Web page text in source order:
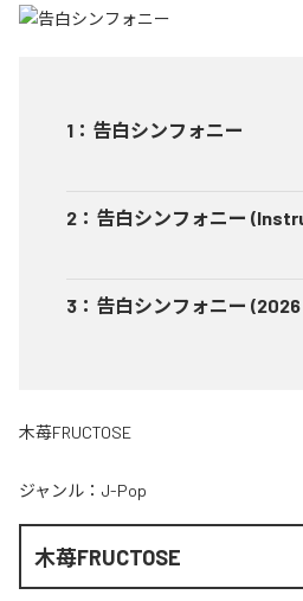
1 ： 告白シンフォニー
2 ： 告白シンフォニー
3 ： 告白シンフォニー
木苺FRUCTOSE
ジャンル： J-Pop
木苺FRUCTOSE